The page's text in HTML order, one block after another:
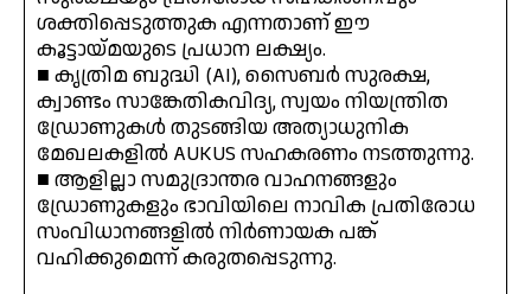
ശക്തിപ്പെടുത്തുക എന്നതാണ് ഈ
കൂട്ടായ്മയുടെ പ്രധാന ലക്ഷ്യം.
■ കൃത്രിമ ബുദ്ധി (AI), സൈബർ സുരക്ഷ,
ക്വാണ്ടം സാങ്കേതികവിദ്യ, സ്വയം നിയന്ത്രിത
ഡ്രോണുകൾ തുടങ്ങിയ അത്യാധുനിക
മേഖലകളിൽ AUKUS സഹകരണം നടത്തുന്നു.
■ ആളില്ലാ സമുദ്രാന്തര വാഹനങ്ങളും
ഡ്രോണുകളും ഭാവിയിലെ നാവിക പ്രതിരോധ
സംവിധാനങ്ങളിൽ നിർണായക പങ്ക്
വഹിക്കുമെന്ന് കരുതപ്പെടുന്നു.